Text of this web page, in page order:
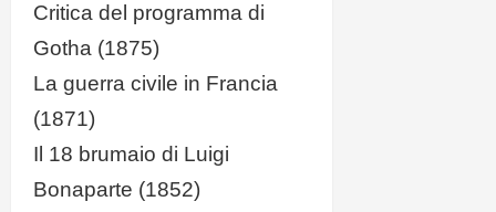
Critica del programma di
Gotha (1875)
La guerra civile in Francia
(1871)
Il 18 brumaio di Luigi
Bonaparte (1852)